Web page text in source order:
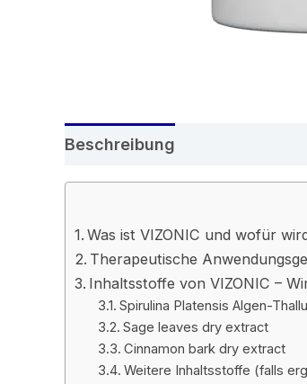
Beschreibung
Was ist VIZONIC und wofür
Therapeutische
Inhaltsstoffe von VIZONIC –
Spirulina Platensis Algen-
Sage leaves dry extract
Cinnamon bark dry extract
Weitere Inhaltsstoffe (falls